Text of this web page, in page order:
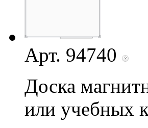
Арт. 94740
Доска
или учебных